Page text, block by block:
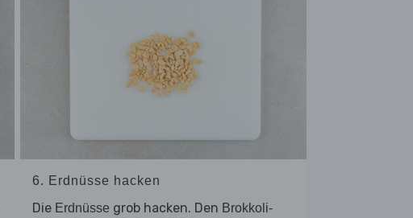
6. Erdnüsse hacken
Die Erdnüsse grob hacken. Den Brokkoli-